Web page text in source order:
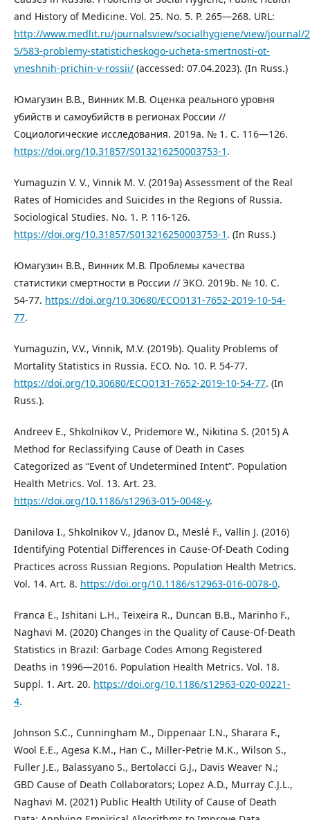
and History of Medicine. Vol. 25. No. 5. P. 265—268. URL:
http://www.medlit.ru/journalsview/socialhygiene/view/journal/
5/583-problemy-statisticheskogo-ucheta-smertnosti-ot-
vneshnih-prichin-v-rossii/ (accessed: 07.04.2023). (In Russ.)
Юмагузин В.В., Винник М.В. Оценка реального уровня
убийств и самоубийств в регионах России //
Социологические исследования. 2019a. № 1. С. 116—126.
https://doi.org/10.31857/S013216250003753-1 .
Yumaguzin V. V., Vinnik M. V. (2019a) Assessment of the Real
Rates of Homicides and Suicides in the Regions of Russia.
Sociological Studies. No. 1. P. 116-126.
https://doi.org/10.31857/S013216250003753-1 . (In Russ.)
Юмагузин В.В., Винник М.В. Проблемы качества
статистики смертности в России // ЭКО. 2019b. № 10. С.
54-77. https://doi.org/10.30680/ЕСО0131-7652-2019-10-54-
77.
Yumaguzin, V.V., Vinnik, M.V. (2019b). Quality Problems of
Mortality Statistics in Russia. ECO. No. 10. P. 54-77.
https://doi.org/10.30680/ЕСО0131-7652-2019-10-54-77. (In
Russ.).
Andreev E., Shkolnikov V., Pridemore W., Nikitina S. (2015) A
Method for Reclassifying Cause of Death in Cases
Categorized as “Event of Undetermined Intent”. Population
Health Metrics. Vol. 13. Art. 23.
https://doi.org/10.1186/s12963-015-0048-y.
Danilova I., Shkolnikov V., Jdanov D., Meslé F., Vallin J. (2016)
Identifying Potential Differences in Cause-Of-Death Coding
Practices across Russian Regions. Population Health Metrics.
Vol. 14. Art. 8. https://doi.org/10.1186/s12963-016-0078-0.
Franca E., Ishitani L.H., Teixeira R., Duncan B.B., Marinho F.,
Naghavi M. (2020) Changes in the Quality of Cause-Of-Death
Statistics in Brazil: Garbage Codes Among Registered
Deaths in 1996—2016. Population Health Metrics. Vol. 18.
Suppl. 1. Art. 20. https://doi.org/10.1186/s12963-020-00221-
4.
Johnson S.C., Cunningham M., Dippenaar I.N., Sharara F.,
Wool E.E., Agesa K.M., Han C., Miller-Petrie M.K., Wilson S.,
Fuller J.E., Balassyano S., Bertolacci G.J., Davis Weaver N.;
GBD Cause of Death Collaborators; Lopez A.D., Murray C.J.L.,
Naghavi M. (2021) Public Health Utility of Cause of Death